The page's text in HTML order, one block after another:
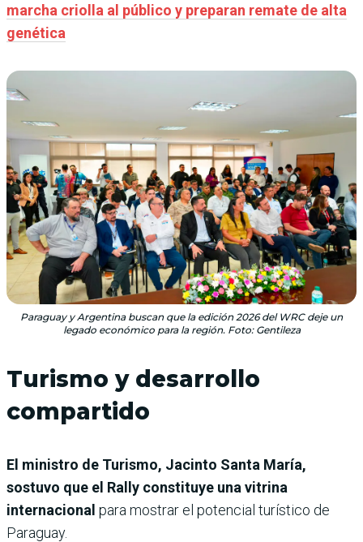
marcha criolla al público y preparan remate de alta
genética
Paraguay y Argentina buscan que la edición 2026 del WRC deje un
legado económico para la región. Foto: Gentileza
Turismo y desarrollo
compartido
El ministro de Turismo, Jacinto Santa María,
sostuvo que el Rally constituye una vitrina
internacional para mostrar el potencial turístico de
Paraguay.